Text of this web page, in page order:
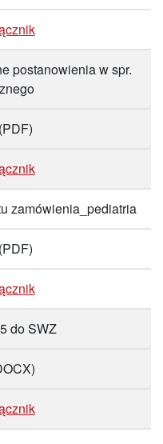
postanowienia w spr.
(PDF)
zamówienia_pediatria
(PDF)
do SWZ